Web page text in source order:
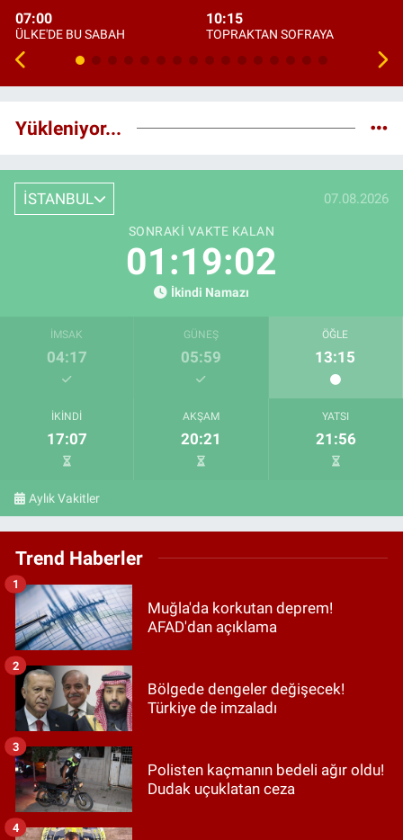
07:00
ÜLKE'DE BU SABAH
10:15
TOPRAKTAN SOFRAYA
Yükleniyor...
İSTANBUL 07.08.2026
SONRAKI VAKTE KALAN
01:19:01
İkindi Namazı
İMSAK
04:17
GÜNEŞ
05:59
ÖĞLE
13:15
İKINDI
17:07
AKŞAM
20:21
YATSI
21:56
Aylık Vakitler
Trend Haberler
Muğla'da korkutan deprem!
AFAD'dan açıklama
1
Bölgede dengeler değişecek!
Türkiye de imzaladı
2
Polisten kaçmanın bedeli ağır oldu!
Dudak uçuklatan ceza
3
4